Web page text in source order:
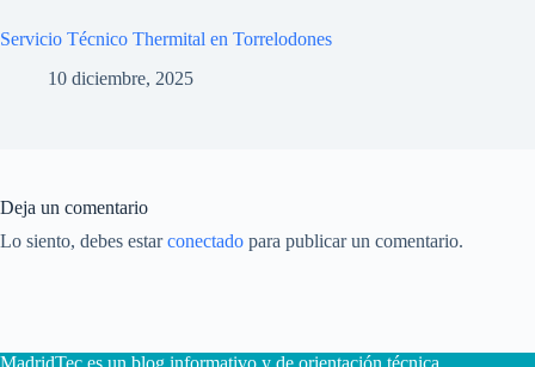
Servicio Técnico Thermital en Torrelodones
10 diciembre, 2025
Deja un comentario
Lo siento, debes estarconectado para publicar un comentario.
MadridTec es un blog informativo y de orientación técnica